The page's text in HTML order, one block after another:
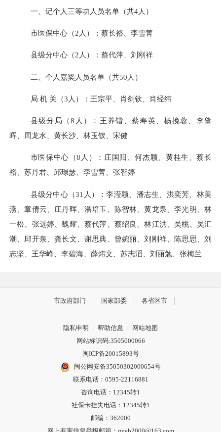
一、记个人三等功人员名单（共4人）
市医保中心（2人）： 蔡长裕、李雪菁
县级分中心（2人）： 蔡代萍、刘刚祥
二、个人嘉奖人员名单（共50人）
局 机 关（3人）：王宗平、肖剑钦、肖经纬
县级分局（8人）：王养锴、蔡寿英、杨挽蓉、李肇
晖、周龙水、黄长沙、林玉钗、宋健
市医保中心（8人）： 庄国阳、何杰颖、黄桂生、蔡长
裕、苏丹君、邱璟瑟、李雪菁、张智婷
县级分中心（31人）：李滢颖、潘志生、洪奕芳、林美
燕、章倩云、庄丹晖、潘培玉、陈智林、黄龙泉、李光明、林
一松、张远婷、魏耀、蔡代萍、蔡绍良、林江洪、吴桃、吴汇
潮、邱开泉、龚长文、谢思典、曾婉丽、刘刚祥、陈思思、刘
志坚、王华峰、李碧海、薛炜文、苏志滔、刘丽勉、张梅兰
市政府部门 国家部委 各省区市
隐私申明 | 帮助信息 |
网站地图
网站标识码:3505000066
闽ICP备20015893号
闽公网安备35050302000654号
联系电话：0595-22116881
咨询电话：12345转1
社保卡挂失电话：12345转1
邮编：362000